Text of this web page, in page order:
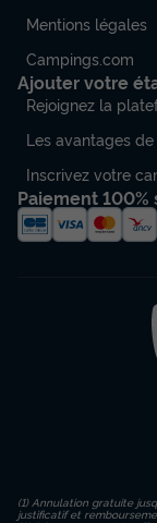
Mentions légales
Campings.com
Ajouter votre
Rejoignez la
Les avantages
Inscrivez votre
Paiement 100%
(1) Annulation gratuite
justificatif et